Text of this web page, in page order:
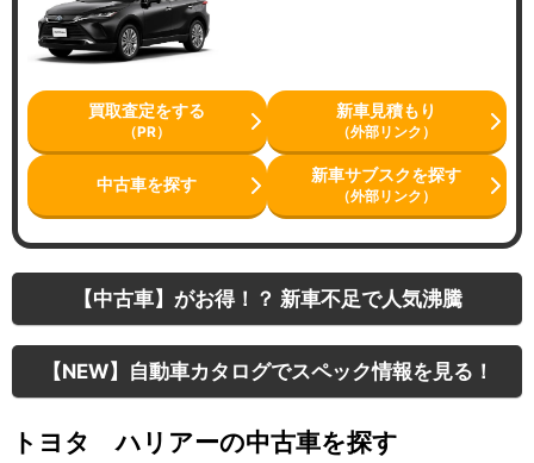
買取査定をする
（PR）
新車見積もり
（外部リンク）
中古車を探す 新車サブスクを探す
（外部リンク）
【中古車】がお得！？ 新車不足で人気沸騰
【NEW】自動車カタログでスペック情報を見る！
トヨタ ハリアーの中古車を探す